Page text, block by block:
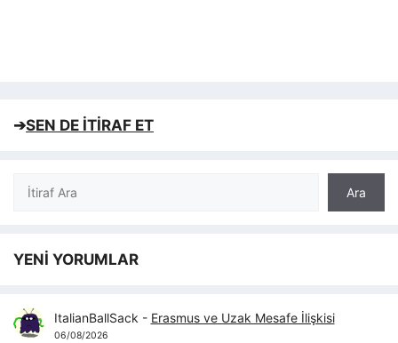
➔SEN DE İTİRAF ET
Ara
Ara
YENİ YORUMLAR
ItalianBallSack - Erasmus ve Uzak Mesafe İlişkisi
06/08/2026